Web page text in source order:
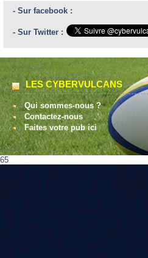
- Sur facebook :
- Sur Twitter :
LES CYBERVULCANS
Qui sommes-nous ?
Contactez-nous
Faites votre pub ici
65